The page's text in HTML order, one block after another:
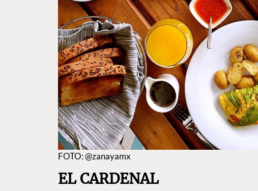
FOTO: @zanayamx
EL CARDENAL